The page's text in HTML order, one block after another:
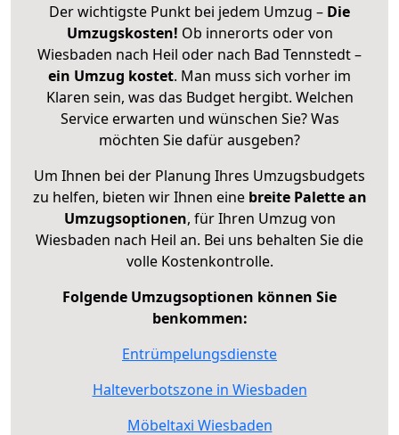
Der wichtigste Punkt bei jedem Umzug – Die
Umzugskosten! Ob innerorts oder von
Wiesbaden nach Heil oder nach Bad Tennstedt –
ein Umzug kostet. Man muss sich vorher im
Klaren sein, was das Budget hergibt. Welchen
Service erwarten und wünschen Sie? Was
möchten Sie dafür ausgeben?
Um Ihnen bei der Planung Ihres Umzugsbudgets
zu helfen, bieten wir Ihnen eine breite Palette an
Umzugsoptionen, für Ihren Umzug von
Wiesbaden nach Heil an. Bei uns behalten Sie die
volle Kostenkontrolle.
Folgende Umzugsoptionen können Sie
benkommen:
Entrümpelungsdienste
Halteverbotszone in Wiesbaden
Möbeltaxi Wiesbaden